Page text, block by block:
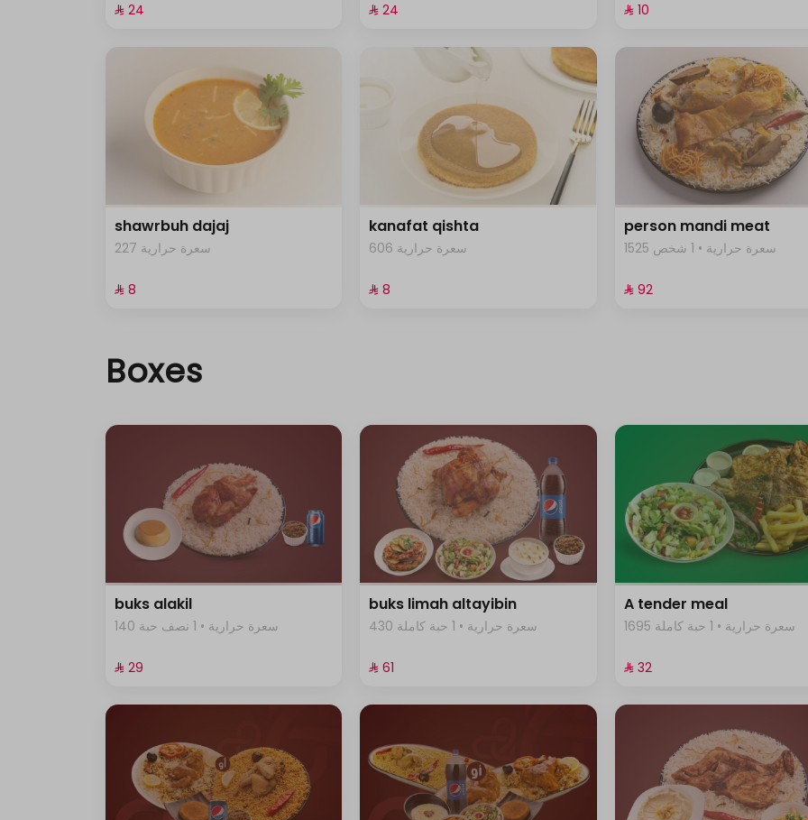
⁨⁦‪‬ 24⁩ ⁨⁦‪‬ 24⁩ ⁨⁦‪‬ 10⁩
shawrbuh dajaj
227 سعرة حرارية
⁨⁦‪‬ 8⁩
kanafat qishta
606 سعرة حرارية
⁨⁦‪‬ 8⁩
person mandi meat
1525 سعرة حرارية • 1 شخص
⁨⁦‪‬ 92⁩
Boxes
buks alakil
140 سعرة حرارية • 1 نصف حبة
⁨⁦‪‬ 29⁩
buks limah altayibin
430 سعرة حرارية • 1 حبة كاملة
⁨⁦‪‬ 61⁩
A tender meal
1695 سعرة حرارية • 1 حبة كاملة
⁨⁦‪‬ 32⁩